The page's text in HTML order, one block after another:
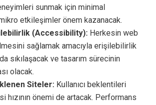
sunmak için minimal
etkileşimler önem kazanacak.
(Accessibility): Herkesin web
sağlamak amacıyla erişilebilirlik
sıkılaşacak ve tasarım sürecinin
olacak.
Siteler: Kullanıcı beklentileri
hızının önemi de artacak. Performans